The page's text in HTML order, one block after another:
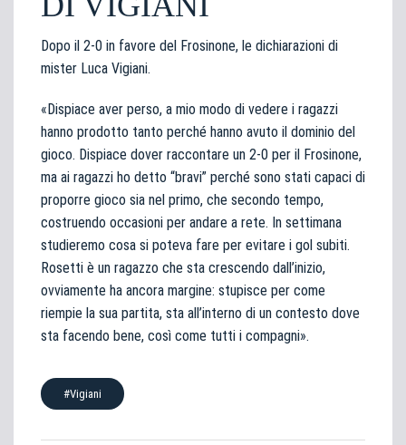
Dopo il 2-0 in favore del Frosinone, le dichiarazioni di
mister Luca Vigiani.
«Dispiace aver perso, a mio modo di vedere i ragazzi
hanno prodotto tanto perché hanno avuto il dominio del
gioco. Dispiace dover raccontare un 2-0 per il Frosinone,
ma ai ragazzi ho detto “bravi” perché sono stati capaci di
proporre gioco sia nel primo, che secondo tempo,
costruendo occasioni per andare a rete. In settimana
studieremo cosa si poteva fare per evitare i gol subiti.
Rosetti è un ragazzo che sta crescendo dall’inizio,
ovviamente ha ancora margine: stupisce per come
riempie la sua partita, sta all’interno di un contesto dove
sta facendo bene, così come tutti i compagni».
#Vigiani